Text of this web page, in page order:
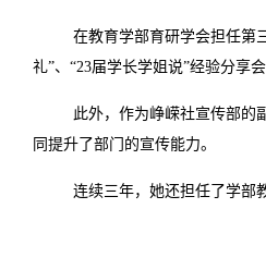
在教育学部育研学会担任第
礼”、“23届学长学姐说”经验分享
此外，作为峥嵘社宣传部的
同提升了部门的宣传能力。
连续三年，她还担任了学部